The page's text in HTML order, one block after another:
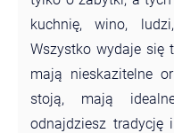
kuchnię, wino,
Wszystko wydaje się
mają nieskazitelne
stoją, mają
odnajdziesz